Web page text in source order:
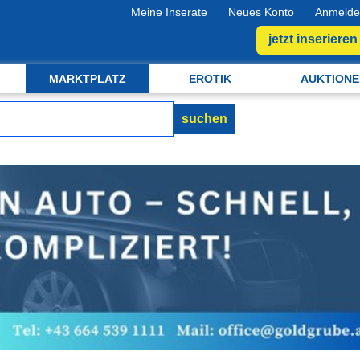
Meine Inserate Neues Konto
jetzt inserieren
MARKTPLATZ EROTIK
suchen